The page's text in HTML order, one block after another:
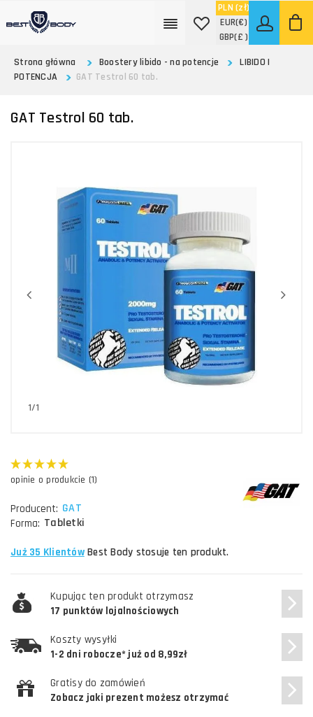
PLN (zł)
EUR(€)
GBP(£ )
Strona główna
Boostery libido - na potencje
LIBIDO I
POTENCJA
GAT Testrol 60 tab.
GAT Testrol 60 tab.
1/1
opinie o produkcie (1)
Producent: GAT
Forma: Tabletki
Już 35 KlientówBest Body stosuje ten produkt.
Kupując ten produkt otrzymasz
17 punktów lojalnościowych
Koszty wysyłki
1-2 dni robocze* już od 8,99zł
Gratisy do zamówień
Zobacz jaki prezent możesz otrzymać